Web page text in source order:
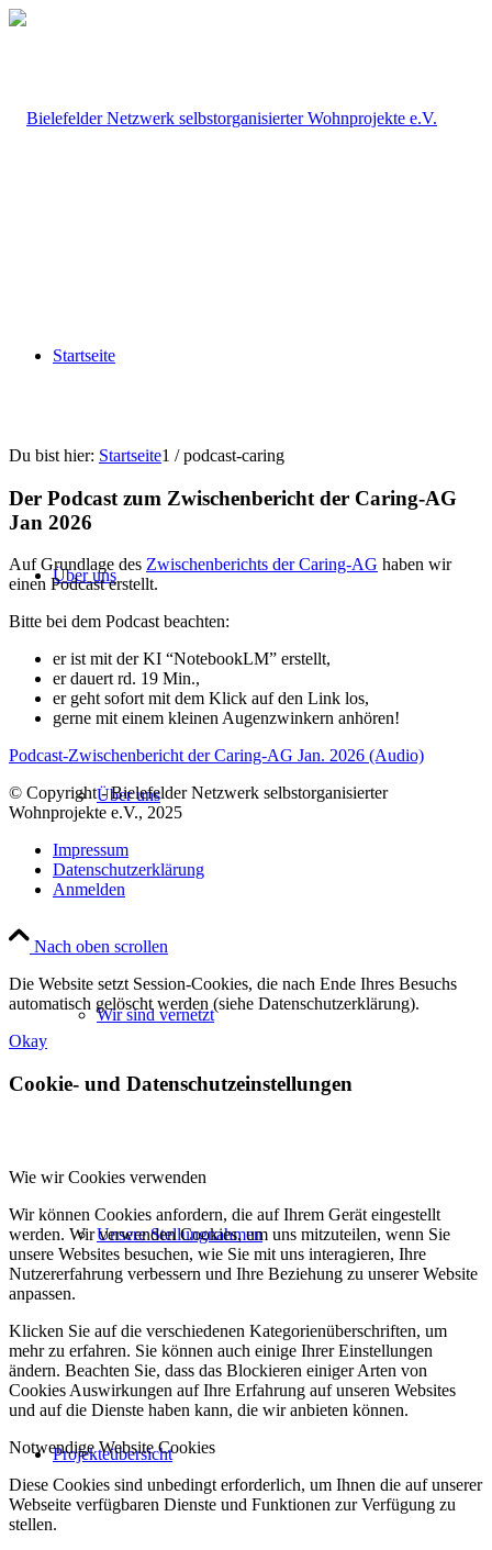
Startseite
Über uns
Über uns
Wir sind vernetzt
Unsere Stellungnahmen
Projekteübersicht
Du bist hier: Startseite1 / podcast-caring
Der Podcast zum Zwischenbericht der Caring-AG
Jan 2026
Auf Grundlage des Zwischenberichts der Caring-AG haben wir
einen Podcast erstellt.
Bitte bei dem Podcast beachten:
er ist mit der KI “NotebookLM” erstellt,
er dauert rd. 19 Min.,
er geht sofort mit dem Klick auf den Link los,
gerne mit einem kleinen Augenzwinkern anhören!
Podcast-Zwischenbericht der Caring-AG Jan. 2026 (Audio)
© Copyright - Bielefelder Netzwerk selbstorganisierter
Wohnprojekte e.V., 2025
Impressum
Datenschutzerklärung
Anmelden
Nach oben scrollen
Die Website setzt Session-Cookies, die nach Ende Ihres Besuchs
automatisch gelöscht werden (siehe Datenschutzerklärung).
Okay
Cookie- und Datenschutzeinstellungen
Wie wir Cookies verwenden
Wir können Cookies anfordern, die auf Ihrem Gerät eingestellt
werden. Wir verwenden Cookies, um uns mitzuteilen, wenn Sie
unsere Websites besuchen, wie Sie mit uns interagieren, Ihre
Nutzererfahrung verbessern und Ihre Beziehung zu unserer Website
anpassen.
Klicken Sie auf die verschiedenen Kategorienüberschriften, um
mehr zu erfahren. Sie können auch einige Ihrer Einstellungen
ändern. Beachten Sie, dass das Blockieren einiger Arten von
Cookies Auswirkungen auf Ihre Erfahrung auf unseren Websites
und auf die Dienste haben kann, die wir anbieten können.
Notwendige Website Cookies
Diese Cookies sind unbedingt erforderlich, um Ihnen die auf unserer
Webseite verfügbaren Dienste und Funktionen zur Verfügung zu
stellen.